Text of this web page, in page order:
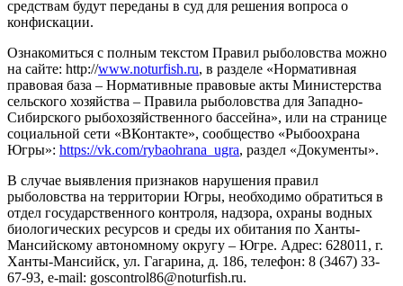
средствам будут переданы в суд для решения вопроса о
конфискации.
Ознакомиться с полным текстом Правил рыболовства можно
на сайте: http://www.noturfish.ru, в разделе «Нормативная
правовая база – Нормативные правовые акты Министерства
сельского хозяйства – Правила рыболовства для Западно-
Сибирского рыбохозяйственного бассейна», или на странице
социальной сети «ВКонтакте», сообщество «Рыбоохрана
Югры»: https://vk.com/rybaohrana_ugra, раздел «Документы».
В случае выявления признаков нарушения правил
рыболовства на территории Югры, необходимо обратиться в
отдел государственного контроля, надзора, охраны водных
биологических ресурсов и среды их обитания по Ханты-
Мансийскому автономному округу – Югре. Адрес: 628011, г.
Ханты-Мансийск, ул. Гагарина, д. 186, телефон: 8 (3467) 33-
67-93, e-mail: goscontrol86@noturfish.ru.